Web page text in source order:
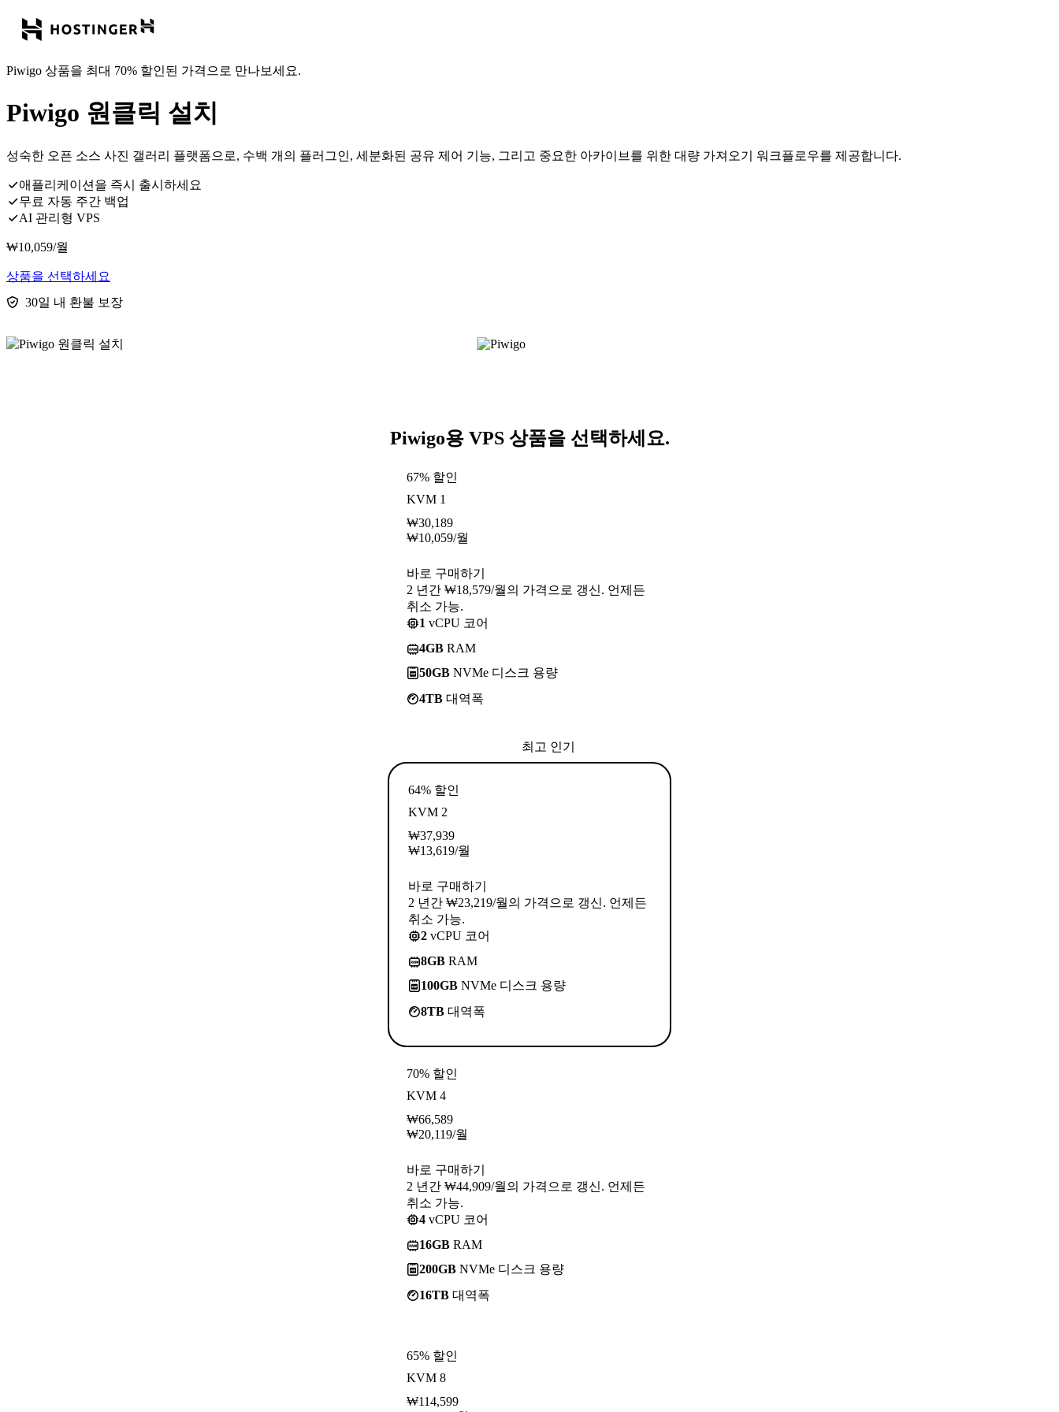
Piwigo 상품을 최대 70% 할인된 가격으로 만나보세요.
Piwigo 원클릭 설치
성숙한 오픈 소스 사진 갤러리 플랫폼으로, 수백 개의 플러그인, 세분화된 공유 제어 기능, 그리고 중요한 아카이브를 위한 대량 가져오기 워크플로우를 제공합니다.
애플리케이션을 즉시 출시하세요
무료 자동 주간 백업
AI 관리형 VPS
₩10,059/월
상품을 선택하세요
30일 내 환불 보장
Piwigo용 VPS 상품을 선택하세요.
67% 할인
KVM 1
₩30,189
₩10,059/월
바로 구매하기
2 년간 ₩18,579/월의 가격으로 갱신. 언제든
취소 가능.
1 vCPU 코어
4GB RAM
50GB NVMe 디스크 용량
4TB 대역폭
최고 인기
64% 할인
KVM 2
₩37,939
₩13,619/월
바로 구매하기
2 년간 ₩23,219/월의 가격으로 갱신. 언제든
취소 가능.
2 vCPU 코어
8GB RAM
100GB NVMe 디스크 용량
8TB 대역폭
70% 할인
KVM 4
₩66,589
₩20,119/월
바로 구매하기
2 년간 ₩44,909/월의 가격으로 갱신. 언제든
취소 가능.
4 vCPU 코어
16GB RAM
200GB NVMe 디스크 용량
16TB 대역폭
65% 할인
KVM 8
₩114,599